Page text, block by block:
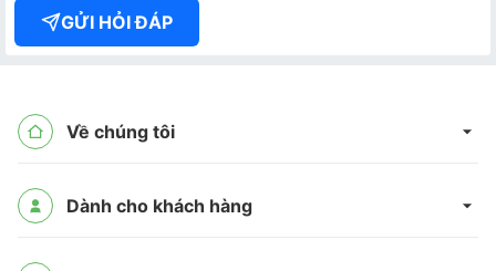
GỬI HỎI ĐÁP
Về chúng tôi
Dành cho khách hàng